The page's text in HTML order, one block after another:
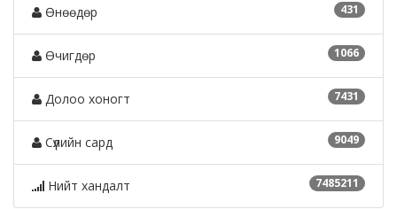
431
Өнөөдөр
1066
Өчигдөр
7431
Долоо хоногт
9049
Сүүлийн сард
7485211
Нийт хандалт